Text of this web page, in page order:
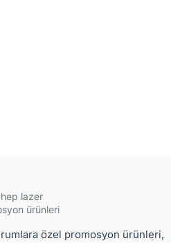
özel promosyon ürünleri,